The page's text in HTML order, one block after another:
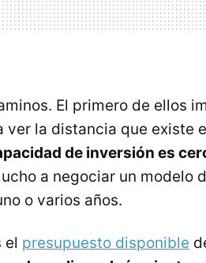
El primero de ellos
la distancia que existe
de inversión es
a negociar un modelo
o varios años.
el presupuesto disponible